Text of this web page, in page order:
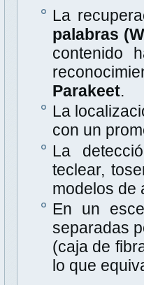
La
palabras
contenido
Parakeet.
La
con un
La
teclear,
modelos de
En un
separadas
(caja de
lo que